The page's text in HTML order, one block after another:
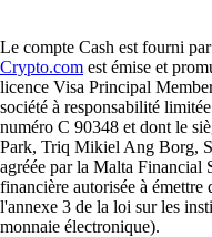
Le compte Cash est fourni
Crypto.com est émise et
licence Visa Principal
société à responsabilité
numéro C 90348 et dont le
Park, Triq Mikiel Ang Borg,
agréée par la Malta Financial
financière autorisée à émettre
l'annexe 3 de la loi sur les
monnaie électronique).